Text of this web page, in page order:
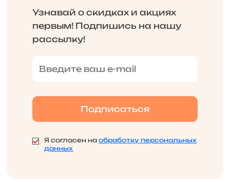
Узнавай о скидках и акциях
первым! Подпишись на нашу
рассылку!
Я согласен наобработку персональных
данных